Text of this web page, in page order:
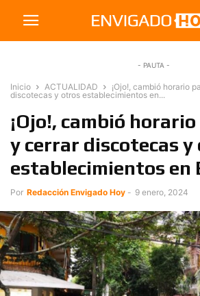
- PAUTA -
Inicio ACTUALIDAD
¡Ojo!, cambió horario
discotecas y otros establecimientos en...
¡Ojo!, cambió
y cerrar discotecas y
establecimientos en
Por Redacción Envigado Hoy - 9 enero, 2024